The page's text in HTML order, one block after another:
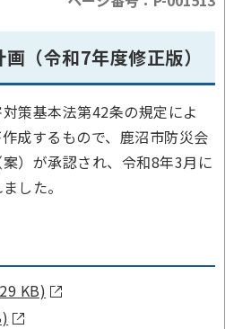
（令和7年度修正版）
策基本法第42条の規定によ
成するもので、鹿沼市防災会
）が承認され、令和8年3月に
した。
KB)